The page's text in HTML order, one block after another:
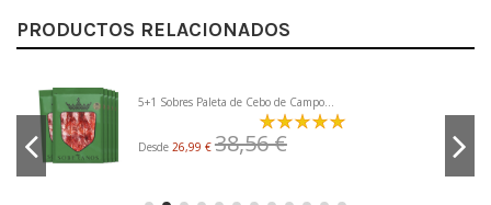
PRODUCTOS RELACIONADOS
5+1 Sobres Paleta de Cebo de Campo...
Desde 26,99 € 38,56 €